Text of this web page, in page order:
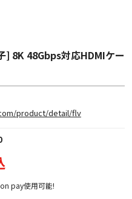
8K 48Gbps対応HDMIケー
product/detail/flv
pay使用可能!